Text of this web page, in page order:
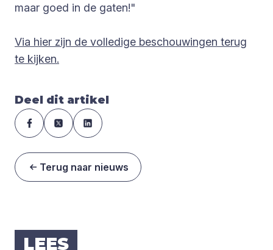
maar goed in de gaten!"
Via hier zijn de volledige beschouwingen terug
te kijken.
Deel dit artikel
Terug naar nieuws
LEES